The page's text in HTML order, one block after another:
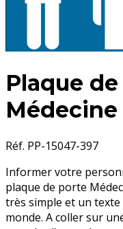
Plaque
Réf. PP-15047-397
Informer votre
plaque de porte
très simple et un
monde. A coller sur